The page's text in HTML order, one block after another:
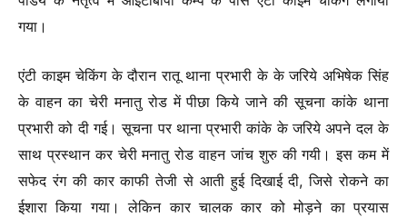
गया।
एंटी काइम चेकिंग के दौरान रातू थाना प्रभारी के के जरिये अभिषेक सिंह
के वाहन का चेरी मनातु रोड में पीछा किये जाने की सूचना कांके थाना
प्रभारी को दी गई। सूचना पर थाना प्रभारी कांके के जरिये अपने दल के
साथ प्रस्थान कर चेरी मनातु रोड वाहन जांच शुरु की गयी। इस कम में
सफेद रंग की कार काफी तेजी से आती हुई दिखाई दी, जिसे रोकने का
ईशारा किया गया। लेकिन कार चालक कार को मोड़ने का प्रयास